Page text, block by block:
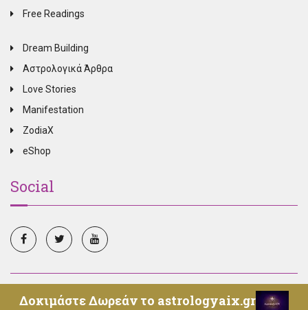
Free Readings
Dream Building
Αστρολογικά Άρθρα
Love Stories
Manifestation
ZodiaX
eShop
Social
© Copyright 2025, All Rights Reserved, Oroskopos.tv -
Δοκιμάστε Δωρεάν το astrologyaix.gr